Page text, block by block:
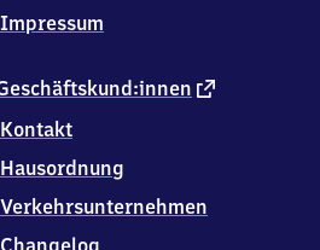
4
9
(Main)
externer
Kontakt
Hausordnung
Verkehrsunternehmen
Changelog
Impressum